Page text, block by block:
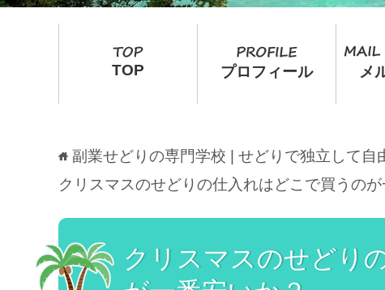
TOP プロフィール メ
副業せどりの専門学校 | せどりで独立して自
クリスマスのせどりの仕入れはどこで買うのが
クリスマスのせどり